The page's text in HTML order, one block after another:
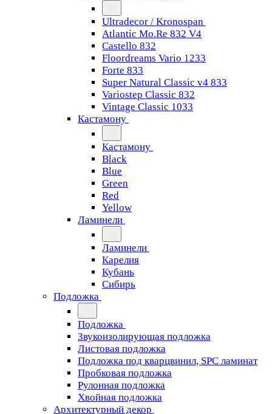
Ultradecor / Kronospan
Atlantic Mo.Re 832 V4
Castello 832
Floordreams Vario 1233
Forte 833
Super Natural Classic v4 833
Variostep Classic 832
Vintage Classic 1033
Кастамону
Кастамону
Black
Blue
Green
Red
Yellow
Ламинели
Ламинели
Карелия
Кубань
Сибирь
Подложка
Подложка
Звукоизолирующая подложка
Листовая подложка
Подложка под кварцвинил, SPC ламинат
Пробковая подложка
Рулонная подложка
Хвойная подложка
Архитектурный декор